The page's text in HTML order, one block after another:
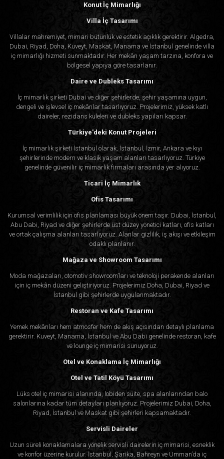
Konut İç Mimarlığı
Villa İç Tasarımı
Villalar mahremiyet, mimari bütünlük ve estetik açıklık gerektirir. Algedra,
Dubai, Riyad, Doha, Kuveyt, Maskat, Manama ve İstanbul genelinde villa
iç mimarlığı hizmeti sunmaktadır. Her mekân yaşam tarzına, konfora ve
bölgesel yapıya göre tasarlanır.
Daire ve Dubleks Tasarımı
İç mimarlık şirketi Dubai ve diğer şehirlerde, şehir yaşamına uygun,
dengeli ve işlevsel iç mekânlar tasarlıyoruz. Projelerimiz, yüksek katlı
daireler, rezidans kuleleri ve dubleks yapıları kapsar.
Türkiye'deki Konut Projeleri
İç mimarlık şirketi İstanbul olarak, İstanbul, İzmir, Ankara ve kıyı
şehirlerinde modern ve klasik yaşam alanları tasarlıyoruz. Türkiye
genelinde güvenilir iç mimarlık firmaları arasında yer alıyoruz.
Ticari İç Mimarlık
Ofis Tasarımı
Kurumsal verimlilik için ofis planlaması büyük önem taşır. Dubai, İstanbul,
Abu Dabi, Riyad ve diğer şehirlerde üst düzey yönetici katları, ofis katları
ve ortak çalışma alanları tasarlıyoruz. Alanlar gizlilik, iş akışı ve etkileşim
odaklı planlanır.
Mağaza ve Showroom Tasarımı
Moda mağazaları, otomotiv showroom’ları ve teknoloji perakende alanları
için iç mekân düzeni geliştiriyoruz. Projelerimiz Doha, Dubai, Riyad ve
İstanbul gibi şehirlerde uygulanmaktadır.
Restoran ve Kafe Tasarımı
Yemek mekânları hem atmosfer hem de akış açısından detaylı planlama
gerektirir. Kuveyt, Manama, İstanbul ve Abu Dabi genelinde restoran, kafe
ve lounge iç mimarisi sunuyoruz.
Otel ve Konaklama İç Mimarlığı
Otel ve Tatil Köyü Tasarımı
Lüks otel iç mimarisi alanında, lobiden süite, spa alanlarından balo
salonlarına kadar tüm detayları planlıyoruz. Projelerimiz Dubai, Doha,
Riyad, İstanbul ve Maskat gibi şehirleri kapsamaktadır.
Servisli Daireler
Uzun süreli konaklamalara yönelik servisli dairelerin iç mimarisi, esneklik
ve konfor üzerine kurulur. İstanbul, Şarika, Bahreyn ve Umman’da iç